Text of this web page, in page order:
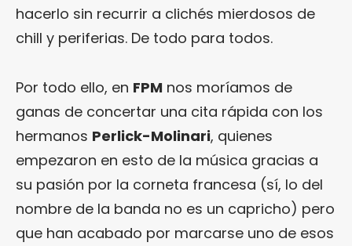
hacerlo sin recurrir a clichés mierdosos de
chill y periferias. De todo para todos.
Por todo ello, en FPM nos moríamos de
ganas de concertar una cita rápida con los
hermanos Perlick-Molinari, quienes
empezaron en esto de la música gracias a
su pasión por la corneta francesa (sí, lo del
nombre de la banda no es un capricho) pero
que han acabado por marcarse uno de esos